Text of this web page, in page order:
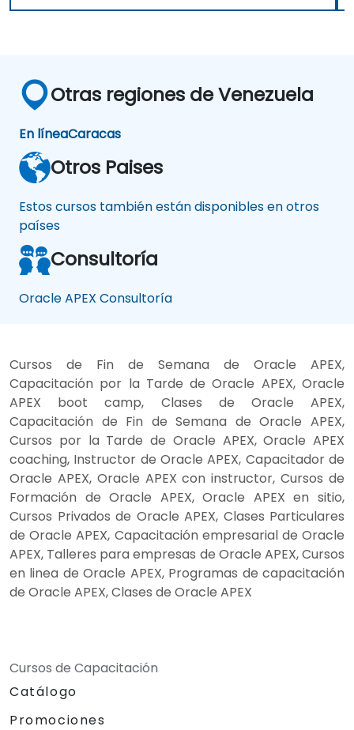
Otras regiones de Venezuela
En líneaCaracas
Otros Paises
Estos cursos también están disponibles en otros
países
Consultoría
Oracle APEX Consultoría
Cursos de Fin de Semana de Oracle APEX,
Capacitación por la Tarde de Oracle APEX, Oracle
APEX boot camp, Clases de Oracle APEX,
Capacitación de Fin de Semana de Oracle APEX,
Cursos por la Tarde de Oracle APEX, Oracle APEX
coaching, Instructor de Oracle APEX, Capacitador de
Oracle APEX, Oracle APEX con instructor, Cursos de
Formación de Oracle APEX, Oracle APEX en sitio,
Cursos Privados de Oracle APEX, Clases Particulares
de Oracle APEX, Capacitación empresarial de Oracle
APEX, Talleres para empresas de Oracle APEX, Cursos
en linea de Oracle APEX, Programas de capacitación
de Oracle APEX, Clases de Oracle APEX
Cursos de Capacitación
Catálogo
Promociones